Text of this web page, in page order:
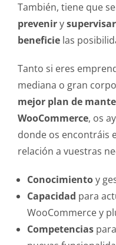
También, tiene que
prevenirysupervisar
beneficielas
Tanto si eres
mediana o gran
mejor plan de
WooCommerce, os
donde os encontráis
relación a vuestras
Conocimientoy
Capacidad para
WooCommerce y
Competencias